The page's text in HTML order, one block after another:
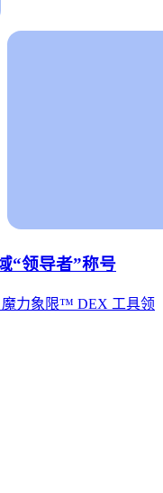
“领导者”称号
魔力象限™ DEX 工具领